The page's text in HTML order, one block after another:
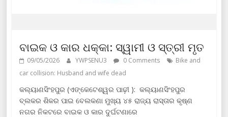
ବାଇକ ଓ କାର ଧକ୍କା: ସ୍ୱାମୀ ଓ ସ୍ତ୍ରୀ ମୃତ
09/05/2026 YWPSENU3 0 Comments
Bike and
car collision: Husband and wife dead
କଲ୍ୟାଣସିଂହପୁର (ଏଙ୍କେଟେଶ୍ୱର ପାଢ଼ୀ ): କଲ୍ୟାଣସିଂହପୁର
ବ୍ଲକର ଶିକର ପାଇ ବେଲକଣା ମୁଖ୍ୟ ୪୫ ରାଜ୍ୟ ରାସ୍ତାର କୃଷ୍ଣ
ନଗର ନିକଟରେ ବାଇକ ଓ କାର ଦୁର୍ଘଟଣାରେ